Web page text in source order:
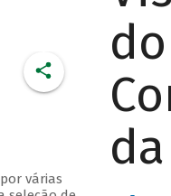
várias
do